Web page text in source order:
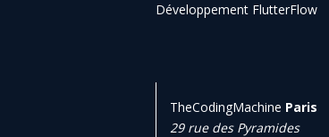
Développement FlutterFlow
TheCodingMachine Paris
29 rue des Pyramides